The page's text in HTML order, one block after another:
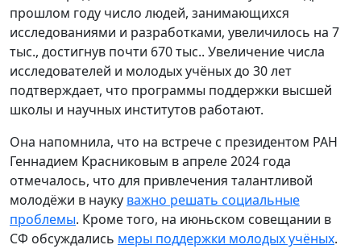
прошлом году число людей, занимающихся
исследованиями и разработками, увеличилось на 7
тыс., достигнув почти 670 тыс.. Увеличение числа
исследователей и молодых учёных до 30 лет
подтверждает, что программы поддержки высшей
школы и научных институтов работают.
Она напомнила, что на встрече с президентом РАН
Геннадием Красниковым в апреле 2024 года
отмечалось, что для привлечения талантливой
молодёжи в науку важно решать социальные
проблемы. Кроме того, на июньском совещании в
СФ обсуждались меры поддержки молодых учёных.